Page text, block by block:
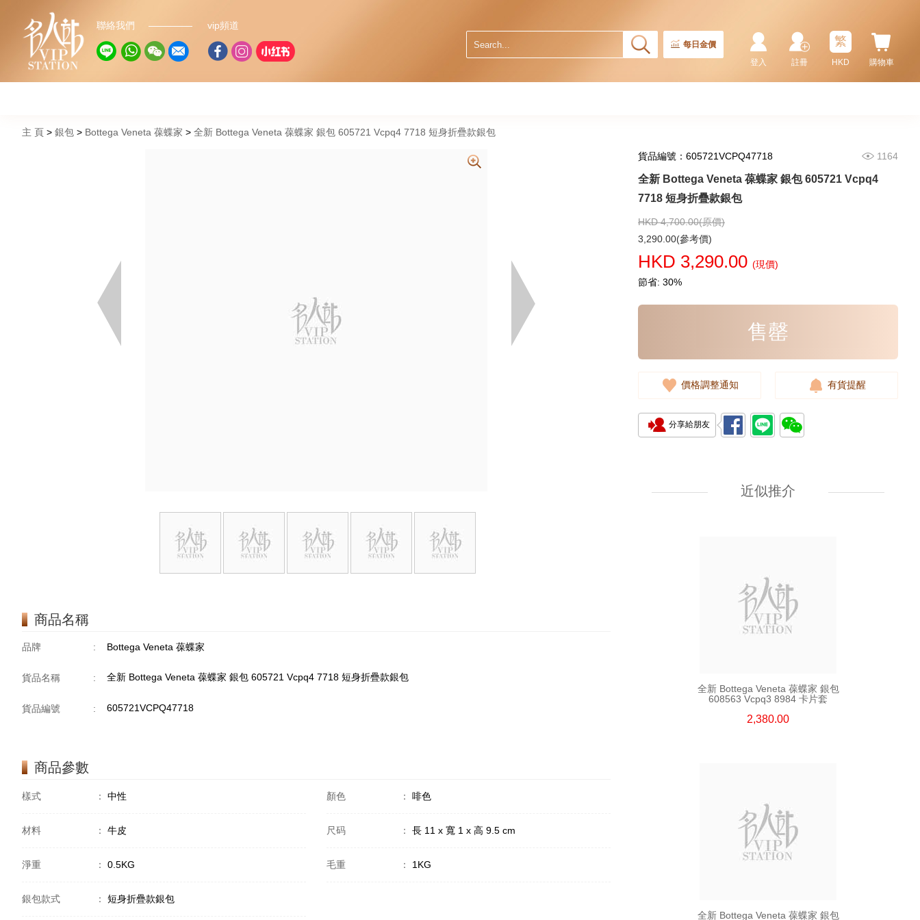
聯絡我們 vip頻道
每日金價
購物車
繁
HKD
註冊
登入
主 頁 銀包 Bottega Veneta 葆蝶家 全新 Bottega Veneta 葆蝶家 銀包 605721 Vcpq4 7718 短身折疊款銀包
商品名稱
品牌 : Bottega Veneta 葆蝶家
貨品名稱 : 全新 Bottega Veneta 葆蝶家 銀包 605721 Vcpq4 7718 短身折疊款銀包
貨品編號 : 605721VCPQ47718
商品參數
樣式 ： 中性 顏色 ： 啡色
材料 ： 牛皮 尺码 ： 長 11 x 寬 1 x 高 9.5 cm
淨重 ： 0.5KG 毛重 ： 1KG
銀包款式 ： 短身折疊款銀包
貨品編號：605721VCPQ47718 1164
全新 Bottega Veneta 葆蝶家 銀包 605721 Vcpq4
7718 短身折疊款銀包
HKD 4,700.00(原價)
3,290.00(參考價)
HKD 3,290.00 (現價)
節省: 30%
售罄
價格調整通知 有貨提醒
分享給朋友
近似推介
1,980.00
全新 Bottega Veneta 葆蝶家 銀包
短身啪鈕款銀包
3,480.00
短身折疊款銀包
2,380.00
全新 Bottega Veneta 葆蝶家 銀包
608563 Vcpq3 8984 卡片套
2,380.00
全新 Bottega Veneta 葆蝶家 銀包